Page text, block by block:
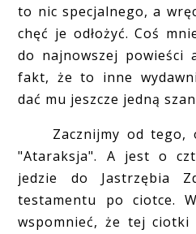
to nic specjalnego, a
chęć je odłożyć. Coś
do najnowszej powieści
fakt, że to inne
dać mu jeszcze jedną
Zacznijmy od tego, o
"Ataraksja". A jest o
jedzie do Jastrzębia
testamentu po ciotce.
wspomnieć, że tej